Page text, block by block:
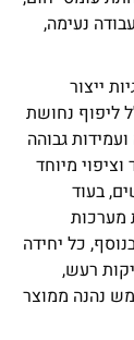
נעימה,
ייצור
ליפוף נחושת
ועמידות גבוהה
מיוחד
בעוד
מערכות
כל יחידה
רעש,
נהנה ממוצר